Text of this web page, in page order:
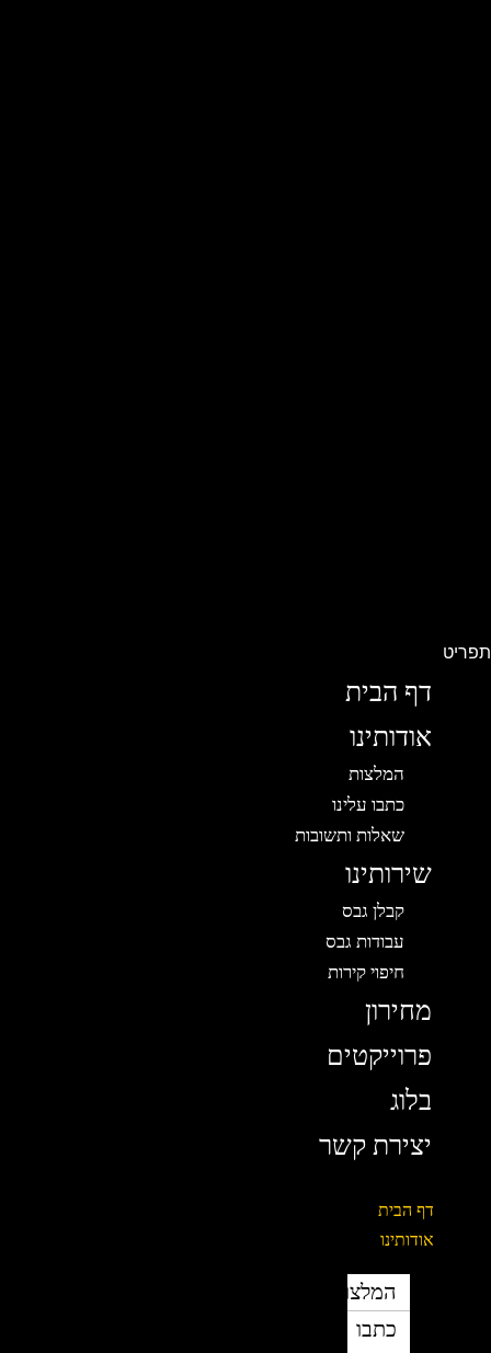
דף הבית
אודותינו
המלצות
כתבו עלינו
שאלות ותשובות
שירותינו
קבלן גבס
עבודות גבס
חיפוי קירות
מחירון
פרוייקטים
בלוג
יצירת קשר
דף הבית
אודותינו
המלצות
כתבו